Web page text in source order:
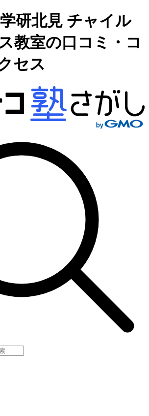
研北見 チャイル
教室の口コミ・コ
セス